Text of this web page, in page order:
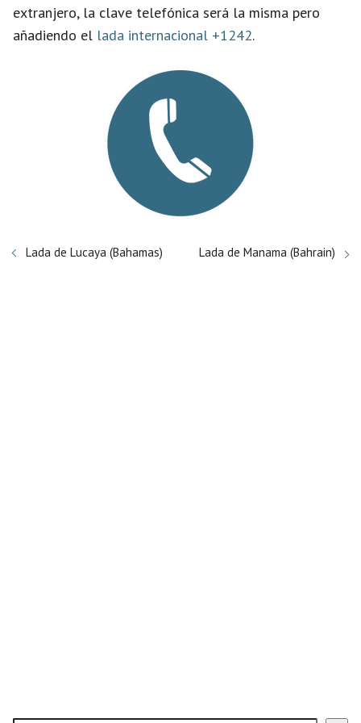
extranjero, la clave telefónica será la misma pero
añadiendo el lada internacional +1242.
Lada de Lucaya (Bahamas) Lada de Manama (Bahrain)